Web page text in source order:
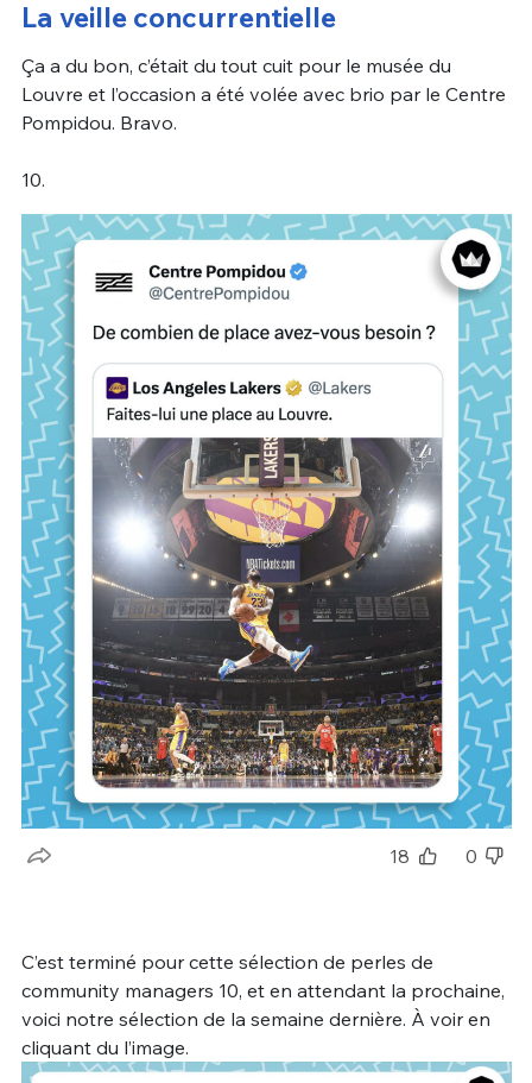
La veille concurrentielle
Ça a du bon, c’était du tout cuit pour le musée du
Louvre et l’occasion a été volée avec brio par le Centre
Pompidou. Bravo.
10.
18 0
C’est terminé pour cette sélection de perles de
community managers 10, et en attendant la prochaine,
voici notre sélection de la semaine dernière. À voir en
cliquant du l’image.